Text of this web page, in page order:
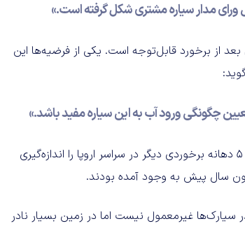
ورای مدار سیاره مشتری شکل گرفته است.»
بعد از برخورد قابل‌توجه است. یکی از فرضیه‌‌ها این
چگونگی ورود آب به این سیاره مفید باشد.»
دکتر فیشر-گود و همکارانش نمونه‌هایی از محل برخورد این سیارک و 5 دهانه برخوردی دیگر در سراسر اروپا را اندازه‌گیری
سیارک‌ها غیرمعمول نیست اما در زمین بسیار نادر